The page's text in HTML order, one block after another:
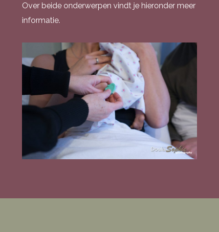
Over beide onderwerpen vindt je hieronder meer
informatie.